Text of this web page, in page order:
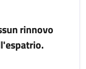
rinnovo